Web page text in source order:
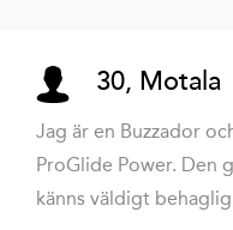
30, Motala
Jag är en Buzzador
ProGlide Power. Den
känns väldigt